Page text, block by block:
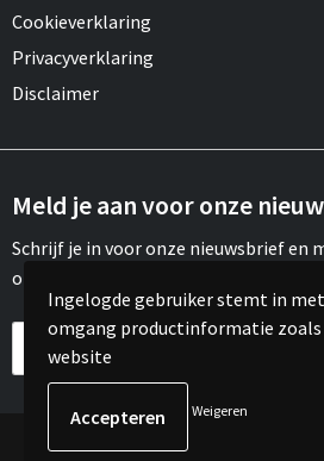
Cookieverklaring
Privacyverklaring
Disclaimer
Meld je aan voor onze
Schrijf je in voor onze nieuwsbrief en
onze leuke aanbiedingen of updates.
Ingelogde gebruiker stemt in
omgang productinformatie zoals
website
Weigeren